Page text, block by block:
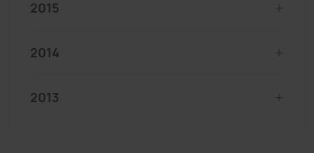
2015
2014
2013